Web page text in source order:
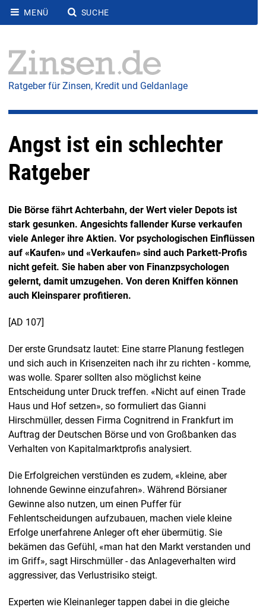
MENÜ SUCHE
Ratgeber für Zinsen, Kredit und Geldanlage
Angst ist ein schlechter
Ratgeber
Die Börse fährt Achterbahn, der Wert vieler Depots ist
stark gesunken. Angesichts fallender Kurse verkaufen
viele Anleger ihre Aktien. Vor psychologischen Einflüssen
auf «Kaufen» und «Verkaufen» sind auch Parkett-Profis
nicht gefeit. Sie haben aber von Finanzpsychologen
gelernt, damit umzugehen. Von deren Kniffen können
auch Kleinsparer profitieren.
[AD 107]
Der erste Grundsatz lautet: Eine starre Planung festlegen
und sich auch in Krisenzeiten nach ihr zu richten - komme,
was wolle. Sparer sollten also möglichst keine
Entscheidung unter Druck treffen. «Nicht auf einen Trade
Haus und Hof setzen», so formuliert das Gianni
Hirschmüller, dessen Firma Cognitrend in Frankfurt im
Auftrag der Deutschen Börse und von Großbanken das
Verhalten von Kapitalmarktprofis analysiert.
Die Erfolgreichen verstünden es zudem, «kleine, aber
lohnende Gewinne einzufahren». Während Börsianer
Gewinne also nutzen, um einen Puffer für
Fehlentscheidungen aufzubauen, machen viele kleine
Erfolge unerfahrene Anleger oft eher übermütig. Sie
bekämen das Gefühl, «man hat den Markt verstanden und
im Griff», sagt Hirschmüller - das Anlageverhalten wird
aggressiver, das Verlustrisiko steigt.
Experten wie Kleinanleger tappen dabei in die gleiche